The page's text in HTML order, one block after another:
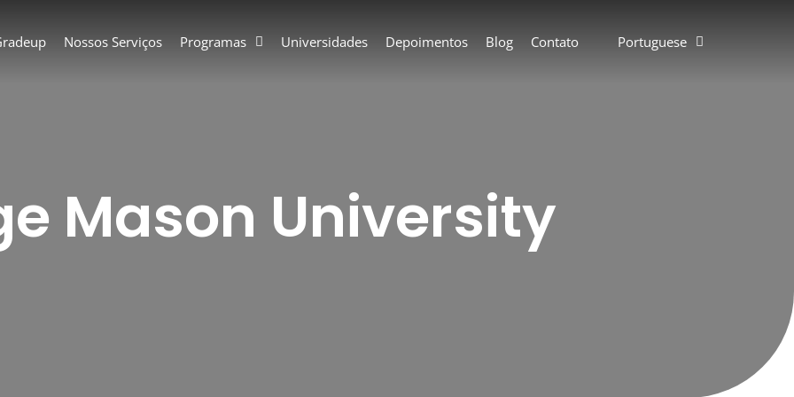
Nossos Serviços Programas Universidades Depoimentos Blog Contato Portuguese
Mason University